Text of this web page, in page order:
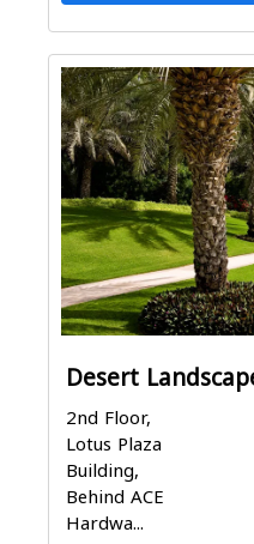
Desert
2nd Floor,
Lotus Plaza
Building,
Behind ACE
Hardwa...